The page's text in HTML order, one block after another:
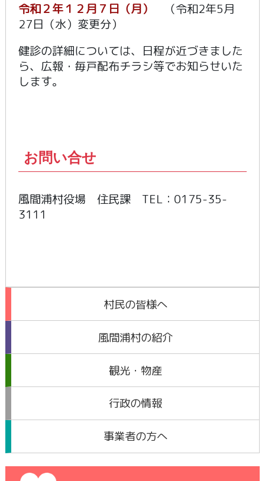
令和２年１２月７日（月）
（令和2年5月
27日（水）変更分）
健診の詳細については、日程が近づきました
ら、広報・毎戸配布チラシ等でお知らせいた
します。
お問い合せ
風間浦村役場 住民課 TEL：0175-35-
3111
村民の皆様へ
風間浦村の紹介
観光・物産
行政の情報
事業者の方へ